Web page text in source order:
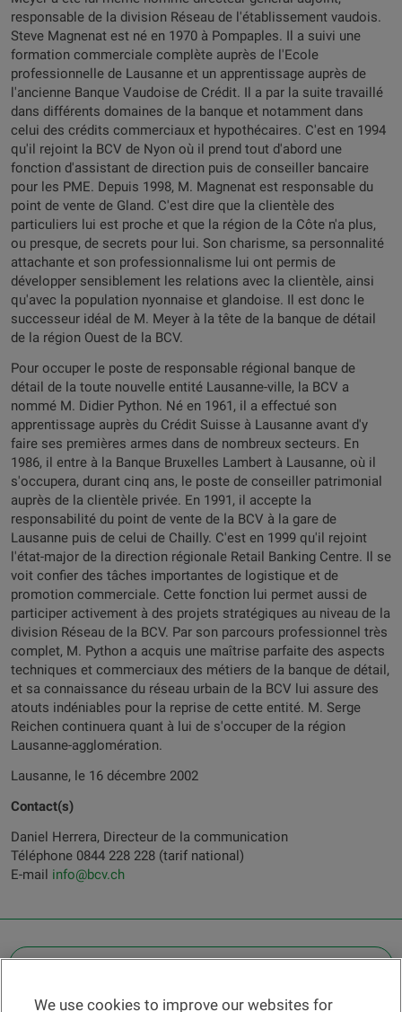
responsable de la division Réseau de l'établissement vaudois.
Steve Magnenat est né en 1970 à Pompaples. Il a suivi une
formation commerciale complète auprès de l'Ecole
professionnelle de Lausanne et un apprentissage auprès de
l'ancienne Banque Vaudoise de Crédit. Il a par la suite travaillé
dans différents domaines de la banque et notamment dans
celui des crédits commerciaux et hypothécaires. C'est en 1994
qu'il rejoint la BCV de Nyon où il prend tout d'abord une
fonction d'assistant de direction puis de conseiller bancaire
pour les PME. Depuis 1998, M. Magnenat est responsable du
point de vente de Gland. C'est dire que la clientèle des
particuliers lui est proche et que la région de la Côte n'a plus,
ou presque, de secrets pour lui. Son charisme, sa personnalité
attachante et son professionnalisme lui ont permis de
développer sensiblement les relations avec la clientèle, ainsi
qu'avec la population nyonnaise et glandoise. Il est donc le
successeur idéal de M. Meyer à la tête de la banque de détail
de la région Ouest de la BCV.
Pour occuper le poste de responsable régional banque de
détail de la toute nouvelle entité Lausanne-ville, la BCV a
nommé M. Didier Python. Né en 1961, il a effectué son
apprentissage auprès du Crédit Suisse à Lausanne avant d'y
faire ses premières armes dans de nombreux secteurs. En
1986, il entre à la Banque Bruxelles Lambert à Lausanne, où il
s'occupera, durant cinq ans, le poste de conseiller patrimonial
auprès de la clientèle privée. En 1991, il accepte la
responsabilité du point de vente de la BCV à la gare de
Lausanne puis de celui de Chailly. C'est en 1999 qu'il rejoint
l'état-major de la direction régionale Retail Banking Centre. Il se
voit confier des tâches importantes de logistique et de
promotion commerciale. Cette fonction lui permet aussi de
participer activement à des projets stratégiques au niveau de la
division Réseau de la BCV. Par son parcours professionnel très
complet, M. Python a acquis une maîtrise parfaite des aspects
techniques et commerciaux des métiers de la banque de détail,
et sa connaissance du réseau urbain de la BCV lui assure des
atouts indéniables pour la reprise de cette entité. M. Serge
Reichen continuera quant à lui de s'occuper de la région
Lausanne-agglomération.
Lausanne, le 16 décembre 2002
Contact(s)
Daniel Herrera, Directeur de la communication
Téléphone 0844 228 228 (tarif national)
E-mail info@bcv.ch
We use cookies to improve our websites for